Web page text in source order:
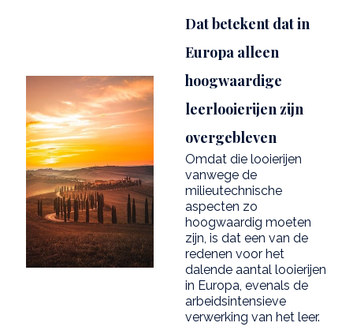
Dat betekent dat in
Europa alleen
hoogwaardige
leerlooierijen zijn
overgebleven
Omdat die looierijen
vanwege de
milieutechnische
aspecten zo
hoogwaardig moeten
zijn, is dat een van de
redenen voor het
dalende aantal looierijen
in Europa, evenals de
arbeidsintensieve
verwerking van het leer.